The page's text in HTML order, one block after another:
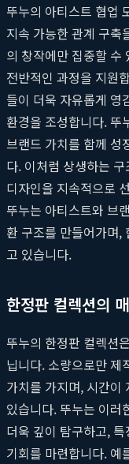
뚜누의 아티스트 협업
지속 가능한 관계 구축
의 창작에만 집중할 수
전반적인 과정을 지원
들이 더욱 자유롭게 영
환경을 조성합니다. 뚜
브랜드 가치를 함께 성
다. 이처럼 상생하는
디자인을 지속적으로
뚜누는 아티스트와 브
환 구조를 만들어가며,
고 있습니다.
한정판 컬렉션의
뚜누의 한정판 컬렉션
닙니다. 소량으로만 제
가치를 가지며, 시간이
있습니다. 뚜누는 이러
더욱 깊이 탐구하고,
기회를 마련합니다. 예